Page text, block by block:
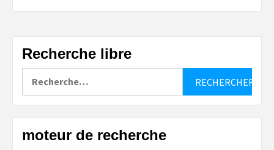
Recherche libre
moteur de recherche